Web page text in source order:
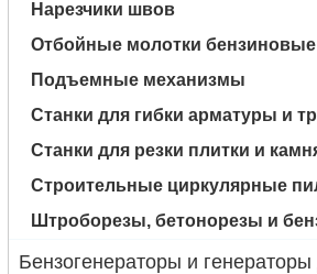
Нарезчики швов
Отбойные молотки бензиновые
Подъемные механизмы
Станки для гибки арматуры и
Станки для резки плитки и
Строительные циркулярные
Штроборезы, бетонорезы и
Бензогенераторы и